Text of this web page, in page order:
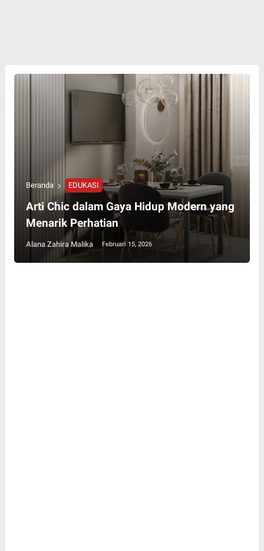
Beranda EDUKASI
Arti Chic dalam Gaya Hidup Modern yang
Menarik Perhatian
Alana Zahira Malika Februari 15, 2026